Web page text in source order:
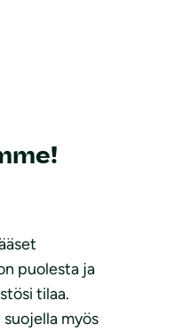
puolesta ja
tilaa.
myös